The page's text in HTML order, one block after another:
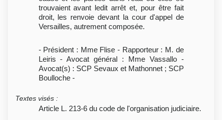
trouvaient avant ledit arrêt et, pour être fait
droit, les renvoie devant la cour d'appel de
Versailles, autrement composée.
- Président : Mme Flise - Rapporteur : M. de
Leiris - Avocat général : Mme Vassallo -
Avocat(s) : SCP Sevaux et Mathonnet ; SCP
Boulloche -
Textes visés :
Article L. 213-6 du code de l'organisation judiciaire.